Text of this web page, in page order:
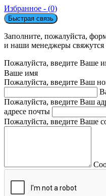
Избранное - (0)
Быстрая связь
Заполните, пожалуйста,
и наши менеджеры
Пожалуйста, введите Ваше
Ваше имя
Пожалуйста, введите Ваш
Пожалуйста, введите Ваш
адресе почты
Пожалуйста, введите Ваше